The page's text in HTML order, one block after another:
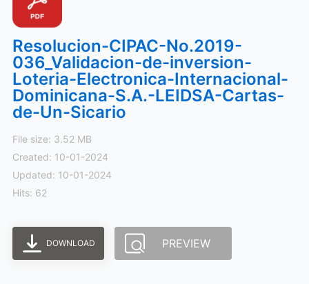
Resolucion-CIPAC-No.2019-
036_Validacion-de-inversion-
Loteria-Electronica-Internacional-
Dominicana-S.A.-LEIDSA-Cartas-
de-Un-Sicario
File size: 3.52 MB
Created: 10-01-2024
Updated: 10-01-2024
Hits: 62
DOWNLOAD PREVIEW